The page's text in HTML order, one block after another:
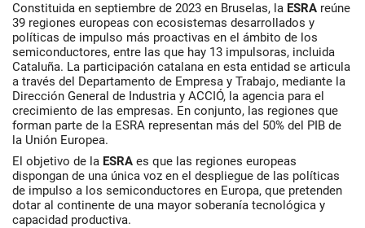
Constituida en septiembre de 2023 en Bruselas, la ESRA reúne
39 regiones europeas con ecosistemas desarrollados y
políticas de impulso más proactivas en el ámbito de los
semiconductores, entre las que hay 13 impulsoras, incluida
Cataluña. La participación catalana en esta entidad se articula
a través del Departamento de Empresa y Trabajo, mediante la
Dirección General de Industria y ACCIÓ, la agencia para el
crecimiento de las empresas. En conjunto, las regiones que
forman parte de la ESRA representan más del 50% del PIB de
la Unión Europea.
El objetivo de la ESRA es que las regiones europeas
dispongan de una única voz en el despliegue de las políticas
de impulso a los semiconductores en Europa, que pretenden
dotar al continente de una mayor soberanía tecnológica y
capacidad productiva.